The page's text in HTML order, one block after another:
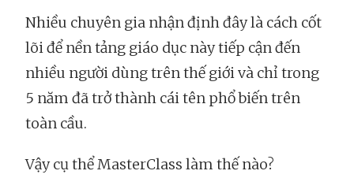
Nhiều chuyên gia nhận định đây là cách cốt
lõi để nền tảng giáo dục này tiếp cận đến
nhiều người dùng trên thế giới và chỉ trong
5 năm đã trở thành cái tên phổ biến trên
toàn cầu.
Vậy cụ thể MasterClass làm thế nào?